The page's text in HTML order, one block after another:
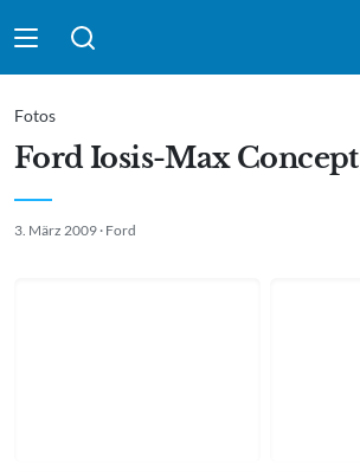
Suche absenden
Ford Iosis-Max Concept
Fotos
3. März 2009 · Ford